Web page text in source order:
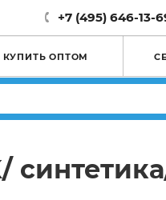
+7 (495) 646-13-
КУПИТЬ ОПТОМ